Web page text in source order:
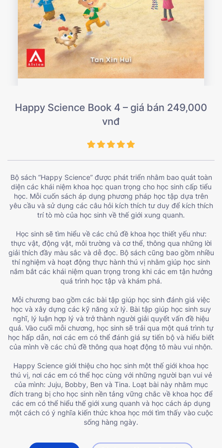
Happy Science Book 4 – giá bán 249,000
vnđ
Bộ sách “Happy Science” được phát triển nhằm bao quát toàn
diện các khái niệm khoa học quan trọng cho học sinh cấp tiểu
học. Mỗi cuốn sách áp dụng phương pháp học tập dựa trên
yêu cầu và sử dụng các câu hỏi kích thích tư duy để kích thích
trí tò mò của học sinh về thế giới xung quanh.
Học sinh sẽ tìm hiểu về các chủ đề khoa học thiết yếu như:
thực vật, động vật, môi trường và cơ thể, thông qua những lời
giải thích đầy màu sắc và dễ đọc. Bộ sách cũng bao gồm nhiều
thí nghiệm và hoạt động thực hành thú vị nhằm giúp học sinh
nắm bắt các khái niệm quan trọng trong khi các em tận hưởng
quá trình học tập và khám phá.
Mỗi chương bao gồm các bài tập giúp học sinh đánh giá việc
học và xây dựng các kỹ năng xử lý. Bài tập giúp học sinh suy
nghĩ, lý luận hợp lý và trở thành người giải quyết vấn đề hiệu
quả. Vào cuối mỗi chương, học sinh sẽ trải qua một quá trình tự
học hấp dẫn, nơi các em có thể đánh giá sự tiến bộ và hiểu biết
của mình về các chủ đề thông qua hoạt động tô màu vui nhộn.
Happy Science giới thiệu cho học sinh một thế giới khoa học
thú vị, nơi các em có thể học cùng với những người bạn vui vẻ
của mình: Juju, Bobby, Ben và Tina. Loạt bài này nhằm mục
đích trang bị cho học sinh nền tảng vững chắc về khoa học để
các em có thể hiểu thế giới xung quanh và học cách áp dụng
một cách có ý nghĩa kiến ​​thức khoa học mới tìm thấy vào cuộc
sống hàng ngày.